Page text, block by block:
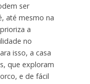
ser
até mesmo na
a
no
isso, a casa
que exploram
e de fácil